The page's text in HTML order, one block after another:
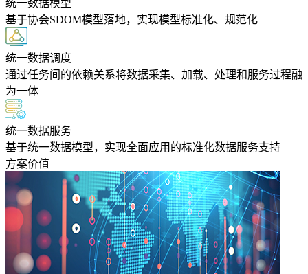
统一数据模型
基于协会SDOM模型落地，实现模型标准化、规范化
统一数据调度
通过任务间的依赖关系将数据采集、加载、处理和服务过程融
为一体
统一数据服务
基于统一数据模型，实现全面应用的标准化数据服务支持
方案价值